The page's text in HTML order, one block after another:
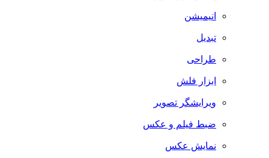
انیمیشن
تبدیل
طراحی
ابزار فلش
ویرایشگر تصویر
ضبط فيلم و عكس
نمایش عکس